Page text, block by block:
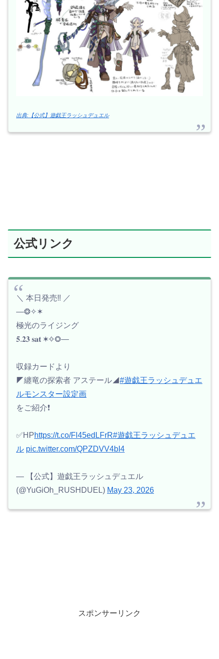
出典:【公式】遊戯王ラッシュデュエル
公式リンク
＼ 本日発売‼️ ／
—❂✧✶
極光のライジング
𝟓.𝟐𝟑 𝐬𝐚𝐭 ✶✧❂—
収録カードより
◤纏竜の探索者 アステール◢#遊戯王ラッシュデュエ
ルモンスター設定画
をご紹介❗️
✅HPhttps://t.co/Fl45edLFrR#遊戯王ラッシュデュエ
ル pic.twitter.com/QPZDVV4bI4
— 【公式】遊戯王ラッシュデュエル
(@YuGiOh_RUSHDUEL) May 23, 2026
スポンサーリンク